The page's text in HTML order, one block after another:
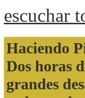
escuchar
Haciendo
Dos horas
grandes